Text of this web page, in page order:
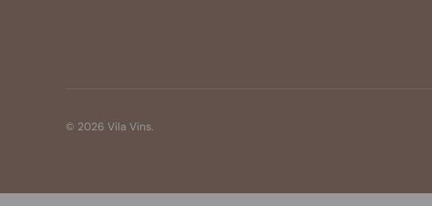
© 2026 Vila Vins.